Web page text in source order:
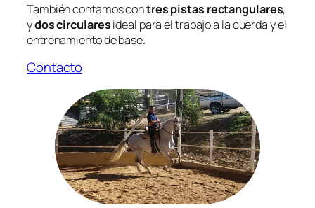
También contamos contres pistas rectangulares,
ydos circularesideal para el trabajo a la cuerda y el
entrenamiento de base.
Contacto